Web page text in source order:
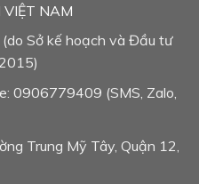
VIỆT NAM
Sở kế hoạch và Đầu tư
0906779409 (SMS, Zalo,
Trung Mỹ Tây, Quận 12,